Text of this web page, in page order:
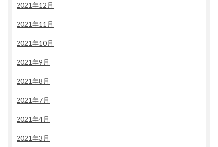
2021年12月
2021年11月
2021年10月
2021年9月
2021年8月
2021年7月
2021年4月
2021年3月